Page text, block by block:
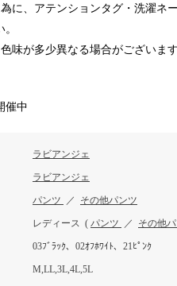
に、アテンションタグ・洗濯ネ
味が多少異なる場合がございま
催中
ラビアンジェ
ラビアンジェ
パンツ ／ その他パンツ
レディース ( パンツ ／ その他
03ﾌﾞﾗｯｸ、02ｵﾌﾎﾜｲﾄ、21ﾋﾟﾝｸ
M,LL,3L,4L,5L